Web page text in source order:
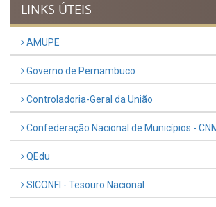
LINKS ÚTEIS
AMUPE
Governo de Pernambuco
Controladoria-Geral da União
Confederação Nacional de Municípios -
QEdu
SICONFI - Tesouro Nacional